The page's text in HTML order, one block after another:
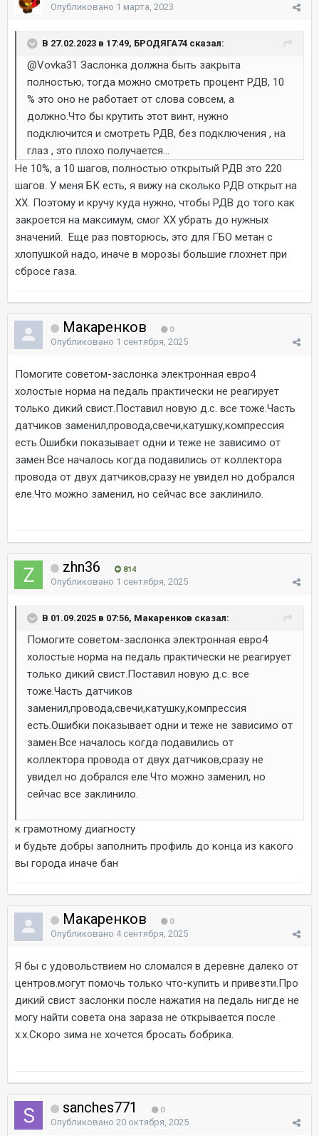
Опубликовано 1 марта, 2023
В 27.02.2023 в 17:49, БРОДЯГА74 сказал:
@Vovka31 Заслонка должна быть закрыта
полностью, тогда можно смотреть процент РДВ, 10
% это оно не работает от слова совсем, а
должно.Что бы крутить этот винт, нужно
подключится и смотреть РДВ, без подключения , на
глаз , это плохо получается...
Не 10%, а 10 шагов, полностью открытый РДВ это 220
шагов. У меня БК есть, я вижу на сколько РДВ открыт на
ХХ. Поэтому и кручу куда нужно, чтобы РДВ до того как
закроется на максимум, смог ХХ убрать до нужных
значений. Еще раз повторюсь, это для ГБО метан с
хлопушкой надо, иначе в морозы большие глохнет при
сбросе газа.
Макаренков 0
Опубликовано 1 сентября, 2025
Помогите советом-заслонка электронная евро4
холостые норма на педаль практически не реагирует
только дикий свист.Поставил новую д.с. все тоже.Часть
датчиков заменил,провода,свечи,катушку,компрессия
есть.Ошибки показывает одни и теже не зависимо от
замен.Все началось когда подавились от коллектора
провода от двух датчиков,сразу не увидел но добрался
еле.Что можно заменил, но сейчас все заклинило.
zhn36 814
Опубликовано 1 сентября, 2025
В 01.09.2025 в 07:56, Макаренков сказал:
Помогите советом-заслонка электронная евро4
холостые норма на педаль практически не реагирует
только дикий свист.Поставил новую д.с. все
тоже.Часть датчиков
заменил,провода,свечи,катушку,компрессия
есть.Ошибки показывает одни и теже не зависимо от
замен.Все началось когда подавились от
коллектора провода от двух датчиков,сразу не
увидел но добрался еле.Что можно заменил, но
сейчас все заклинило.
к грамотному диагносту
и будьте добры заполнить профиль до конца из какого
вы города иначе бан
Макаренков 0
Опубликовано 4 сентября, 2025
Я бы с удовольствием но сломался в деревне далеко от
центров.могут помочь только что-купить и привезти.Про
дикий свист заслонки после нажатия на педаль нигде не
могу найти совета она зараза не открывается после
х.х.Скоро зима не хочется бросать бобрика.
sanches771 0
Опубликовано 20 октября, 2025